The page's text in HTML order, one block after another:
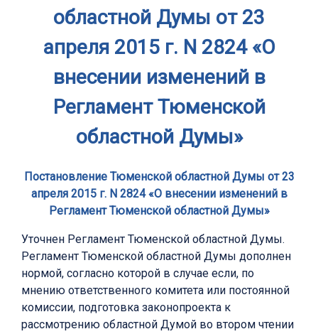
областной Думы от 23
апреля 2015 г. N 2824 «О
внесении изменений в
Регламент Тюменской
областной Думы»
Постановление Тюменской областной Думы от 23
апреля 2015 г. N 2824 «О внесении изменений в
Регламент Тюменской областной Думы»
Уточнен Регламент Тюменской областной Думы.
Регламент Тюменской областной Думы дополнен
нормой, согласно которой в случае если, по
мнению ответственного комитета или постоянной
комиссии, подготовка законопроекта к
рассмотрению областной Думой во втором чтении